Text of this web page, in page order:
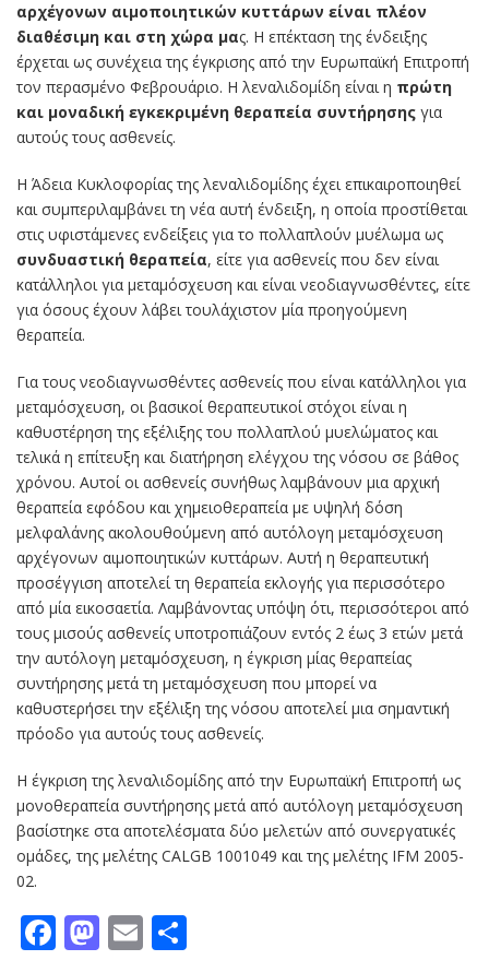
αρχέγονων αιμοποιητικών κυττάρων είναι πλέον
διαθέσιμη και στη χώρα μας. Η επέκταση της ένδειξης
έρχεται ως συνέχεια της έγκρισης από την Ευρωπαϊκή Επιτροπή
τον περασμένο Φεβρουάριο. Η λεναλιδομίδη είναι η πρώτη
και μοναδική εγκεκριμένη θεραπεία συντήρησης για
αυτούς τους ασθενείς.
Η Άδεια Κυκλοφορίας της λεναλιδομίδης έχει επικαιροποιηθεί
και συμπεριλαμβάνει τη νέα αυτή ένδειξη, η οποία προστίθεται
στις υφιστάμενες ενδείξεις για το πολλαπλούν μυέλωμα ως
συνδυαστική θεραπεία, είτε για ασθενείς που δεν είναι
κατάλληλοι για μεταμόσχευση και είναι νεοδιαγνωσθέντες, είτε
για όσους έχουν λάβει τουλάχιστον μία προηγούμενη
θεραπεία.
Για τους νεοδιαγνωσθέντες ασθενείς που είναι κατάλληλοι για
μεταμόσχευση, οι βασικοί θεραπευτικοί στόχοι είναι η
καθυστέρηση της εξέλιξης του πολλαπλού μυελώματος και
τελικά η επίτευξη και διατήρηση ελέγχου της νόσου σε βάθος
χρόνου. Αυτοί οι ασθενείς συνήθως λαμβάνουν μια αρχική
θεραπεία εφόδου και χημειοθεραπεία με υψηλή δόση
μελφαλάνης ακολουθούμενη από αυτόλογη μεταμόσχευση
αρχέγονων αιμοποιητικών κυττάρων. Αυτή η θεραπευτική
προσέγγιση αποτελεί τη θεραπεία εκλογής για περισσότερο
από μία εικοσαετία. Λαμβάνοντας υπόψη ότι, περισσότεροι από
τους μισούς ασθενείς υποτροπιάζουν εντός 2 έως 3 ετών μετά
την αυτόλογη μεταμόσχευση, η έγκριση μίας θεραπείας
συντήρησης μετά τη μεταμόσχευση που μπορεί να
καθυστερήσει την εξέλιξη της νόσου αποτελεί μια σημαντική
πρόοδο για αυτούς τους ασθενείς.
Η έγκριση της λεναλιδομίδης από την Ευρωπαϊκή Επιτροπή ως
μονοθεραπεία συντήρησης μετά από αυτόλογη μεταμόσχευση
βασίστηκε στα αποτελέσματα δύο μελετών από συνεργατικές
ομάδες, της μελέτης CALGB 1001049 και της μελέτης IFM 2005-
02.
Facebook
Mastodon
Email